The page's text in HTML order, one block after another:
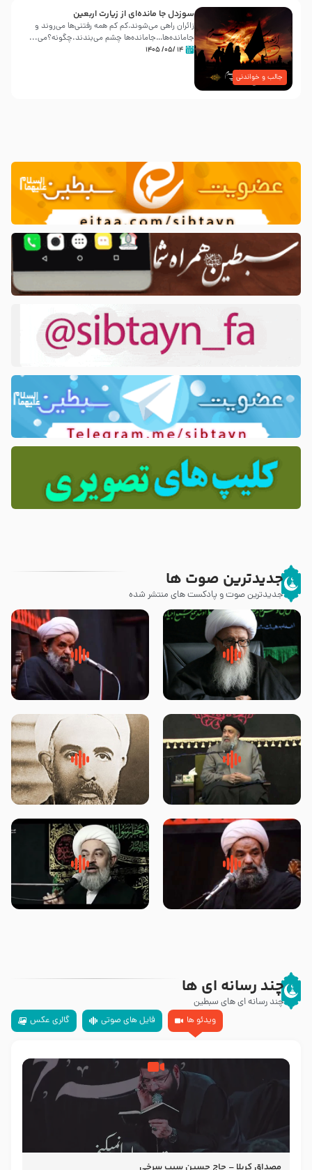
جالب و خواندنی
سوزدل جا مانده‌ای از زیارت اربعین
زائران راهی می‌شوند،کم‌ کم همه رفتنی‌ها می‌روند و
جامانده‌ها…جامانده‌ها چشم می‌بندند.چگونه؟می‌...
۱۴ /۰۵/ ۱۴۰۵
جدیدترین صوت ها
جدیدترین صوت و پادکست های منتشر شده
زوّار اربعین امام حسین (علیه
السلام) با این اشتیاق به زیارت
روضه جانسوز پاره های جگر امام
حسن مجتبی علیه السلام-حجت
لقب حضرت رقیه سلام الله علیها به
چه معناست – حجت الاسلام علوی
روضه‌ی مجلس یزید ملعون و
اسارت اهل‌بیت علیهم‌السلام –
محدث زاده
سلام جوانی که امام حسین علیه
السلام خودش جوابش را دادند
زیارتی که اسباب رزق زیاد و عمر
طولانی است حجت السلام حسین
چند رسانه ای ها
چند رسانه ای های سبطین
ویدئو ها
فایل های صوتی گالری عکس
مصداق کربلا – حاج حسین سیب سرخی